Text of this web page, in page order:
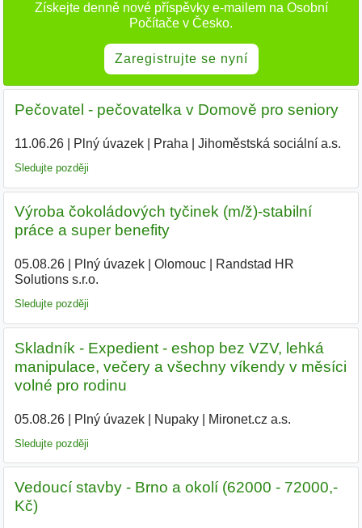
Získejte denně nové příspěvky e-mailem na Osobní
Počítače v Česko.
Zaregistrujte se nyní
Pečovatel - pečovatelka v Domově pro seniory
11.06.26| Plný úvazek| Praha Jihoměstská sociální a.s.
Sledujte později
Výroba čokoládových tyčinek (m/ž)-stabilní
práce a super benefity
05.08.26| Plný úvazek| Olomouc|
Randstad HR
Solutions s.r.o.
Sledujte později
Skladník - Expedient - eshop bez VZV, lehká
manipulace, večery a všechny víkendy v měsíci
volné pro rodinu
05.08.26| Plný úvazek| Nupaky| Mironet.cz a.s.
Sledujte později
Vedoucí stavby - Brno a okolí (62000 - 72000,-
Kč)